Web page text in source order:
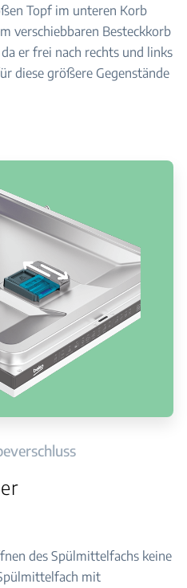
Topf im unteren Korb
verschiebbaren Besteckkorb
er frei nach rechts und links
diese größere Gegenstände
des Spülmittelfachs keine
mit